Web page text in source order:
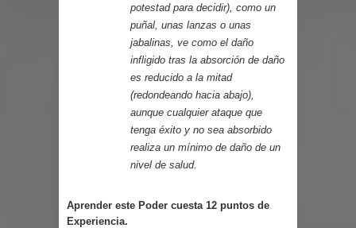
potestad para decidir), como un
puñal, unas lanzas o unas
jabalinas, ve como el daño
infligido tras la absorción de daño
es reducido a la mitad
(redondeando hacia abajo),
aunque cualquier ataque que
tenga éxito y no sea absorbido
realiza un mínimo de daño de un
nivel de salud.
Aprender este Poder cuesta 12 puntos de
Experiencia.